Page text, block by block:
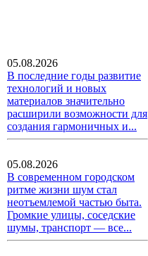
05.08.2026
В последние годы развитие
технологий и новых
материалов значительно
расширили возможности для
создания гармоничных и...
05.08.2026
В современном городском
ритме жизни шум стал
неотъемлемой частью быта.
Громкие улицы, соседские
шумы, транспорт — все...